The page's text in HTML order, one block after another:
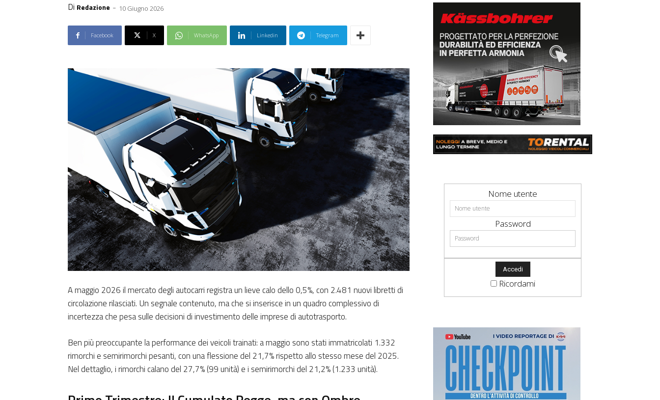
Di Redazione - 10 Giugno 2026
Facebook X WhatsApp Linkedin Telegram
A maggio 2026 il mercato degli autocarri registra un lieve calo dello 0,5%, con 2.481 nuovi libretti di
circolazione rilasciati. Un segnale contenuto, ma che si inserisce in un quadro complessivo di
incertezza che pesa sulle decisioni di investimento delle imprese di autotrasporto.
Ben più preoccupante la performance dei veicoli trainati: a maggio sono stati immatricolati 1.332
rimorchi e semirimorchi pesanti, con una flessione del 21,7% rispetto allo stesso mese del 2025.
Nel dettaglio, i rimorchi calano del 27,7% (99 unità) e i semirimorchi del 21,2% (1.233 unità).
Nome utente
Password
Ricordami